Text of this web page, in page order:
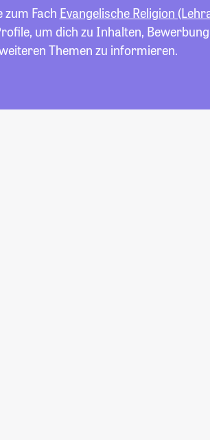
zum Fach Evangelische Religion
um dich zu Inhalten,
Themen zu informieren.